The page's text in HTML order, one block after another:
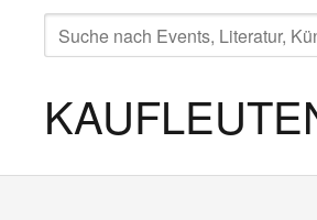
SUCHE
NACH: